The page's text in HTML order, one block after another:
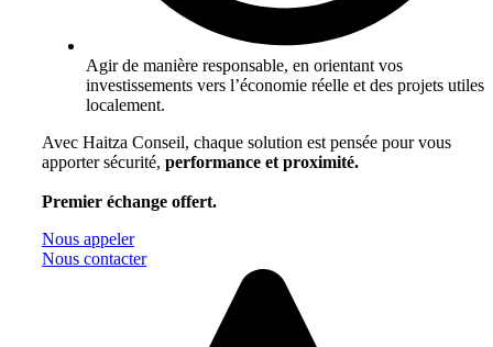
Agir de manière responsable, en orientant vos
investissements vers l’économie réelle et des projets utiles
localement.
Avec Haitza Conseil, chaque solution est pensée pour vous
apporter sécurité, performance et proximité.
Premier échange offert.
Nous appeler
Nous contacter